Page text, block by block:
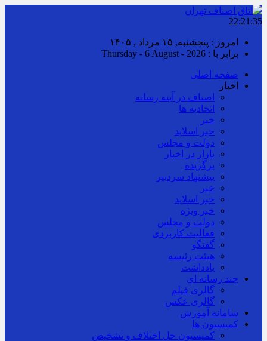
22:21:35
امروز : پنجشنبه, ۱۵ مرداد , ۱۴۰۵
برابر با : Thursday - 6 August - 2026
صفحه اصلی
اخبار
اصناف در آینه رسانه
اتحادیه ها
خبر
خبر اسلايد
دولت و مجلس
بازار در اخبار
برگزیده
پیشنهاد سردبیر
خبر
خبر اسلايد
خبر ویژه
دولت و مجلس
فعالیت کاربردی
گفتگو
هیئت رئیسه
یادداشت
چند رسانه ای
گالری فیلم
گالری عکس
سامانه آموزش
کمیسیون ها
کمیسیون حل اختلاف و تشخیص